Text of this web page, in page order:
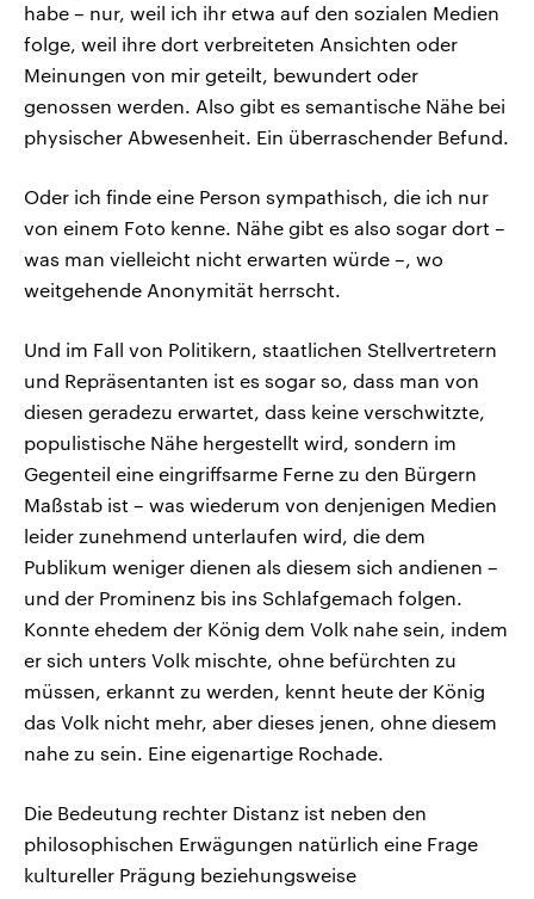
habe – nur, weil ich ihr etwa auf den sozialen Medien
folge, weil ihre dort verbreiteten Ansichten oder
Meinungen von mir geteilt, bewundert oder
genossen werden. Also gibt es semantische Nähe bei
physischer Abwesenheit. Ein überraschender Befund.
Oder ich finde eine Person sympathisch, die ich nur
von einem Foto kenne. Nähe gibt es also sogar dort –
was man vielleicht nicht erwarten würde –, wo
weitgehende Anonymität herrscht.
Und im Fall von Politikern, staatlichen Stellvertretern
und Repräsentanten ist es sogar so, dass man von
diesen geradezu erwartet, dass keine verschwitzte,
populistische Nähe hergestellt wird, sondern im
Gegenteil eine eingriffsarme Ferne zu den Bürgern
Maßstab ist – was wiederum von denjenigen Medien
leider zunehmend unterlaufen wird, die dem
Publikum weniger dienen als diesem sich andienen –
und der Prominenz bis ins Schlafgemach folgen.
Konnte ehedem der König dem Volk nahe sein, indem
er sich unters Volk mischte, ohne befürchten zu
müssen, erkannt zu werden, kennt heute der König
das Volk nicht mehr, aber dieses jenen, ohne diesem
nahe zu sein. Eine eigenartige Rochade.
Die Bedeutung rechter Distanz ist neben den
philosophischen Erwägungen natürlich eine Frage
kultureller Prägung beziehungsweise